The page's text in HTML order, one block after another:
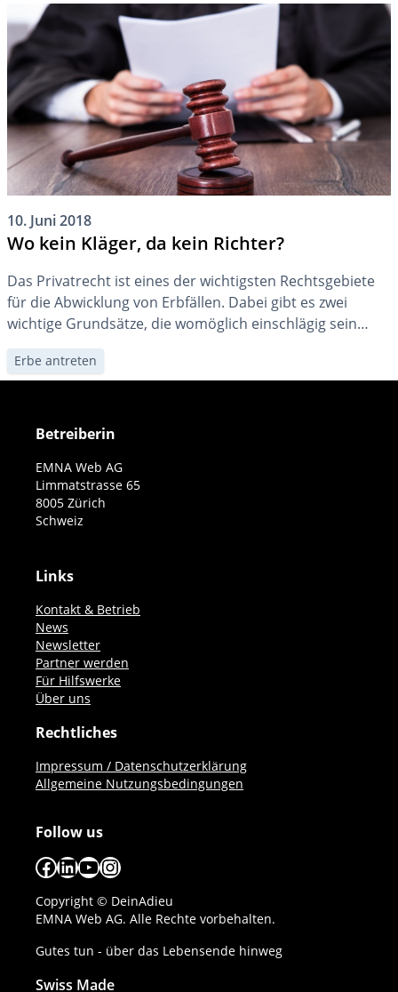
sollte.
10. Juni 2018
Wo kein Kläger, da kein Richter?
Das Privatrecht ist eines der wichtigsten Rechtsgebiete
für die Abwicklung von Erbfällen. Dabei gibt es zwei
wichtige Grundsätze, die womöglich einschlägig sein
können. Den Regelfall stellt die Anfechtbarkeit dar, als
Ausnahme kommt die Nichtigkeit zum Zug.
Erbe antreten
Betreiberin
EMNA Web AG
Limmatstrasse 65
8005 Zürich
Schweiz
Links
Kontakt & Betrieb
News
Newsletter
Partner werden
Für Hilfswerke
Über uns
Rechtliches
Impressum / Datenschutzerklärung
Allgemeine Nutzungsbedingungen
Follow us
Facebook
LinkedIn
YouTube
Instagram
Copyright © DeinAdieu
EMNA Web AG. Alle Rechte vorbehalten.
Gutes tun - über das Lebensende hinweg
Swiss Made